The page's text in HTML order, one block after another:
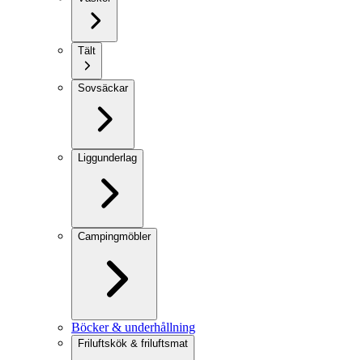
Tält
Sovsäckar
Liggunderlag
Campingmöbler
Böcker & underhållning
Friluftskök & friluftsmat